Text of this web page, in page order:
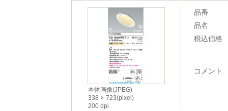
本体画像(JPEG)
338
723(pixel)
200 dpi
品番
品名
税込価格
コメント